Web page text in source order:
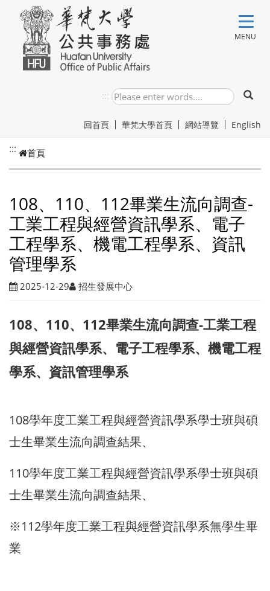
跳到主要內容
:::
回首頁 華梵大學首頁 網站導覽 English
MENU
::: 首頁
108、110、112畢業生流向調查-
工業工程與經營資訊學系、電子
工程學系、機電工程學系、資訊
管理學系
2025-12-29 招生發展中心
108、110、112畢業生流向調查-工業工程
與經營資訊學系、電子工程學系、機電工程
學系、資訊管理學系
108學年度工業工程與經營資訊學系學士班與碩
士生畢業生流向調查結果、
110學年度工業工程與經營資訊學系學士班與碩
士生畢業生流向調查結果、
※112學年度工業工程與經營資訊學系無學生畢
業